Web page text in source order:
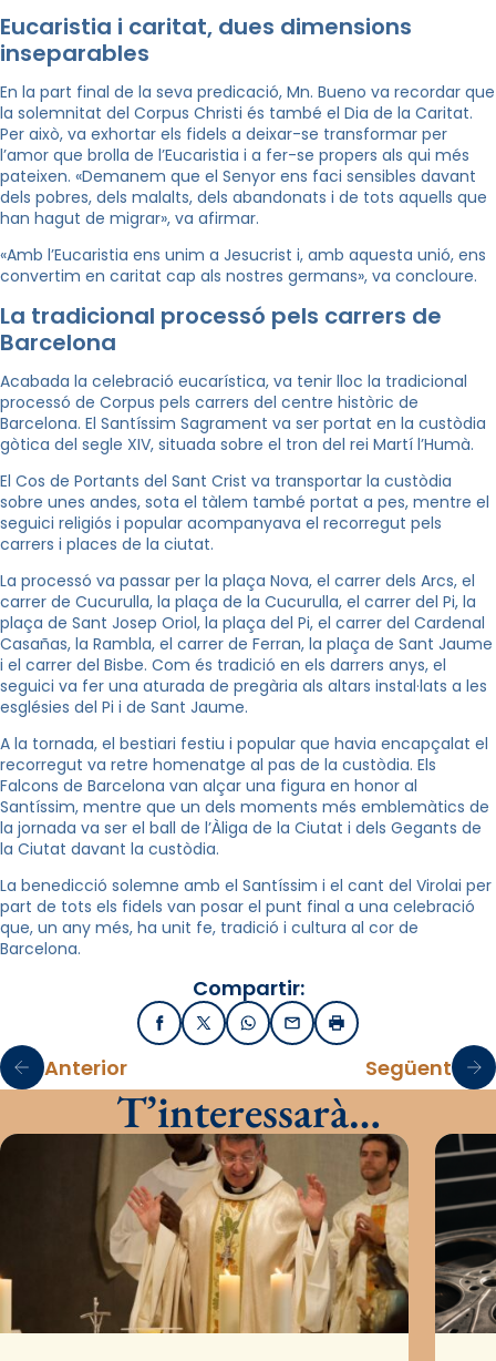
Eucaristia i caritat, dues dimensions
inseparables
En la part final de la seva predicació, Mn. Bueno va recordar que
la solemnitat del Corpus Christi és també el Dia de la Caritat.
Per això, va exhortar els fidels a deixar-se transformar per
l’amor que brolla de l’Eucaristia i a fer-se propers als qui més
pateixen. «Demanem que el Senyor ens faci sensibles davant
dels pobres, dels malalts, dels abandonats i de tots aquells que
han hagut de migrar», va afirmar.
«Amb l’Eucaristia ens unim a Jesucrist i, amb aquesta unió, ens
convertim en caritat cap als nostres germans», va concloure.
La tradicional processó pels carrers de
Barcelona
Acabada la celebració eucarística, va tenir lloc la tradicional
processó de Corpus pels carrers del centre històric de
Barcelona. El Santíssim Sagrament va ser portat en la custòdia
gòtica del segle XIV, situada sobre el tron del rei Martí l’Humà.
El Cos de Portants del Sant Crist va transportar la custòdia
sobre unes andes, sota el tàlem també portat a pes, mentre el
seguici religiós i popular acompanyava el recorregut pels
carrers i places de la ciutat.
La processó va passar per la plaça Nova, el carrer dels Arcs, el
carrer de Cucurulla, la plaça de la Cucurulla, el carrer del Pi, la
plaça de Sant Josep Oriol, la plaça del Pi, el carrer del Cardenal
Casañas, la Rambla, el carrer de Ferran, la plaça de Sant Jaume
i el carrer del Bisbe. Com és tradició en els darrers anys, el
seguici va fer una aturada de pregària als altars instal·lats a les
esglésies del Pi i de Sant Jaume.
A la tornada, el bestiari festiu i popular que havia encapçalat el
recorregut va retre homenatge al pas de la custòdia. Els
Falcons de Barcelona van alçar una figura en honor al
Santíssim, mentre que un dels moments més emblemàtics de
la jornada va ser el ball de l’Àliga de la Ciutat i dels Gegants de
la Ciutat davant la custòdia.
La benedicció solemne amb el Santíssim i el cant del Virolai per
part de tots els fidels van posar el punt final a una celebració
que, un any més, ha unit fe, tradició i cultura al cor de
Barcelona.
Compartir:
FacebookX / TwitterWhatsApp
EmailImprimir
Anterior Següent
T’interessarà…